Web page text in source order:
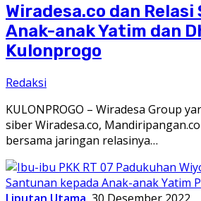
Wiradesa.co dan
Anak-anak Yatim dan
Kulonprogo
Redaksi
KULONPROGO – Wiradesa Group
siber Wiradesa.co,
bersama jaringan relasinya…